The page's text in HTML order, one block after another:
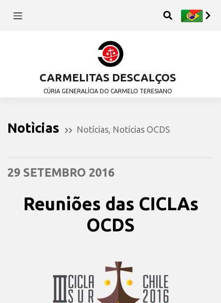
CARMELITAS DESCALÇOS
CÚRIA GENERALÍCIA DO CARMELO TERESIANO
Notìcias Notícias Notícias OCDS
29 SETEMBRO 2016
Reuniões das CICLAs
OCDS